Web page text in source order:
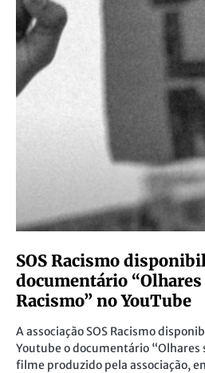
SOS Racismo
documentário “Olhares
Racismo” no YouTube
A associação SOS Racismo
Youtube o documentário “Olhares
filme produzido pela associação,